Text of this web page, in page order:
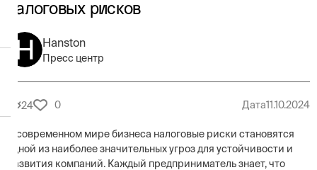
налоговых рисков
Hanston
Пресс центр
24 0 Дата11.10.2024
В современном мире бизнеса налоговые риски становятся
одной из наиболее значительных угроз для устойчивости и
развития компаний. Каждый предприниматель знает, что